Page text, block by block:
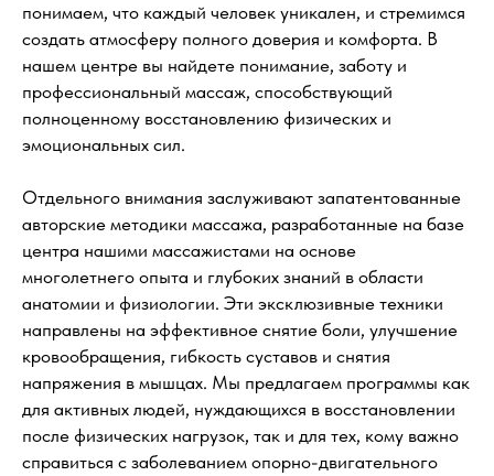
понимаем, что каждый человек уникален, и стремимся
создать атмосферу полного доверия и комфорта. В
нашем центре вы найдете понимание, заботу и
профессиональный массаж, способствующий
полноценному восстановлению физических и
эмоциональных сил.
Отдельного внимания заслуживают запатентованные
авторские методики массажа, разработанные на базе
центра нашими массажистами на основе
многолетнего опыта и глубоких знаний в области
анатомии и физиологии. Эти эксклюзивные техники
направлены на эффективное снятие боли, улучшение
кровообращения, гибкость суставов и снятия
напряжения в мышцах. Мы предлагаем программы как
для активных людей, нуждающихся в восстановлении
после физических нагрузок, так и для тех, кому важно
справиться с заболеванием опорно-двигательного